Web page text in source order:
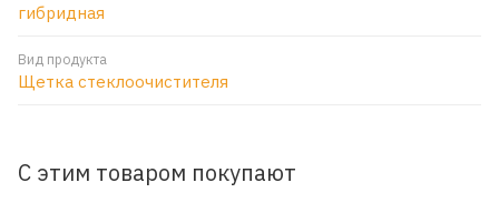
гибридная
Вид продукта
Щетка стеклоочистителя
С этим товаром покупают